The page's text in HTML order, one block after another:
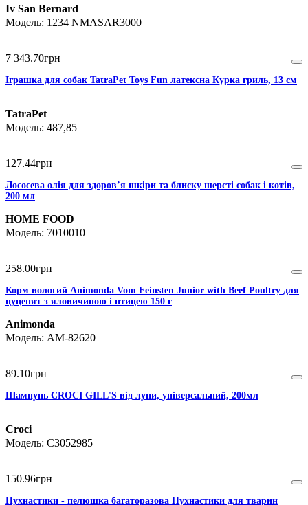
Iv San Bernard
1234 NMASAR3000
7 343.70грн
Іграшка для собак TatraPet Toys Fun латексна Курка гриль, 13 см
TatraPet
487,85
127.44грн
Лососева олія для здоров’я шкіри та блиску шерсті собак і котів,
200 мл
HOME FOOD
7010010
258.00грн
Корм вологий Animonda Vom Feinsten Junior with Beef Poultry для
цуценят з яловичиною і птицею 150 г
Animonda
AM-82620
89.10грн
Шампунь CROCI GILL'S від лупи, універсальний, 200мл
Croci
C3052985
150.96грн
Пухнастики - пелюшка багаторазова Пухнастики для тварин